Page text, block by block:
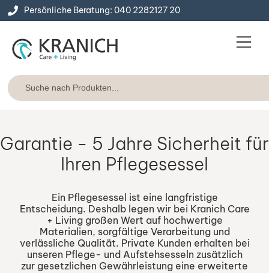
Persönliche Beratung: 040 2282127 20
Garantie - 5 Jahre Sicherheit für
Ihren Pflegesessel
Ein Pflegesessel ist eine langfristige
Entscheidung. Deshalb legen wir bei Kranich Care
+ Living großen Wert auf hochwertige
Materialien, sorgfältige Verarbeitung und
verlässliche Qualität. Private Kunden erhalten bei
unseren Pflege- und Aufstehsesseln zusätzlich
zur gesetzlichen Gewährleistung eine erweiterte